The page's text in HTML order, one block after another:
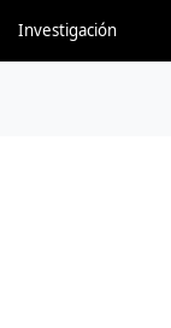
Investigación